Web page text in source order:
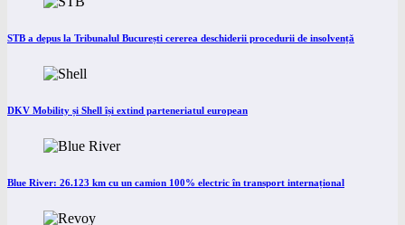
STB a depus la Tribunalul București cererea deschiderii procedurii de insolvență
DKV Mobility și Shell își extind parteneriatul european
Blue River: 26.123 km cu un camion 100% electric în transport internațional